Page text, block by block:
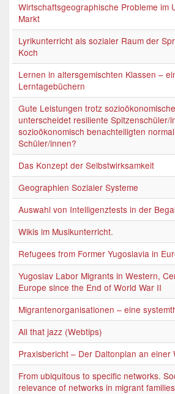
Wirtschaftsgeographische Probleme im
Markt
Lyrikunterricht als sozialer Raum der
Koch
Lernen in altersgemischten Klassen –
Lerntagebüchern
Gute Leistungen trotz
unterscheidet resiliente Spitzenschüler/
sozioökonomisch benachteiligten
Schüler/innen?
Das Konzept der Selbstwirksamkeit
Geographien Sozialer Systeme
Auswahl von Intelligenztests in der
Wikis im Musikunterricht.
Refugees from Former Yugoslavia in
Yugoslav Labor Migrants in Western,
Europe since the End of World War II
Migrantenorganisationen – eine
All that jazz (Webtips)
Praxisbericht – Der Daltonplan an einer
From ubiquitous to specific networks.
relevance of networks in migrant families